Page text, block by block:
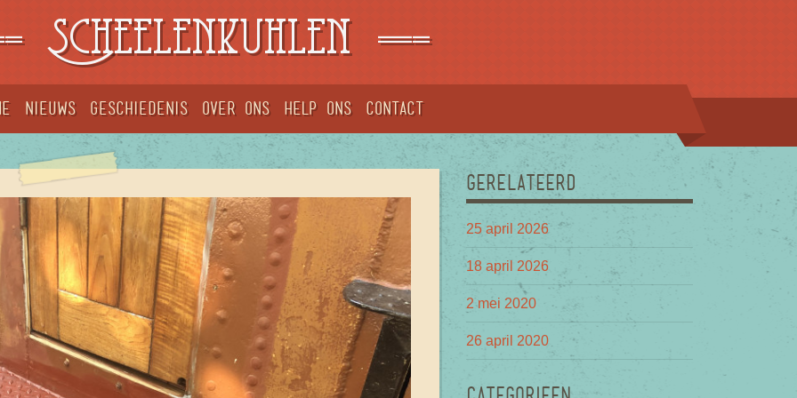
Scheelenkuhlen ===
Nieuws Geschiedenis Over ons Help ons Contact
GERELATEERD
25 april 2026
18 april 2026
2 mei 2020
26 april 2020